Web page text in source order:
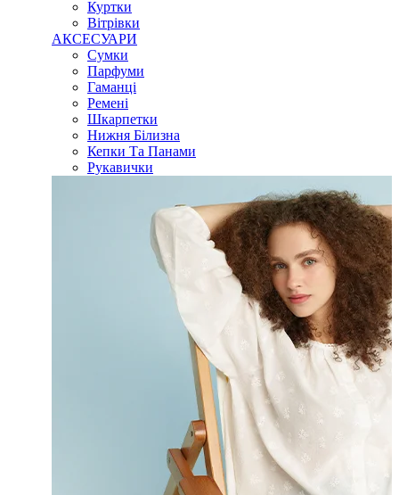
Куртки
Вітрівки
АКСЕСУАРИ
Сумки
Парфуми
Гаманці
Ремені
Шкарпетки
Нижня Білизна
Кепки Та Панами
Рукавички